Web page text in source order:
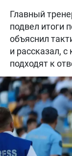
Главный
подвел итоги
объяснил
и рассказал,
подходят к